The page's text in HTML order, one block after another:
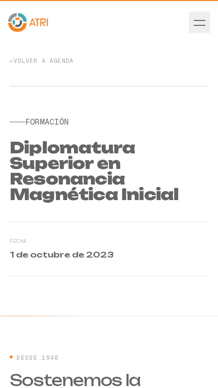
←VOLVER A AGENDA
FORMACIÓN
Diplomatura
Superior en
Resonancia
Magnética Inicial
FECHA
1 de octubre de 2023
DESDE 1948
Sostenemos la